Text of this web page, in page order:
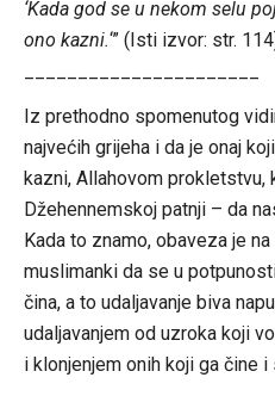
‘Kada god se u nekom selu
ono kazni.‘” (Isti izvor: str.
Iz prethodno spomenutog
najvećih grijeha i da je onaj
kazni, Allahovom prokletstvu,
Džehennemskoj patnji – da
Kada to znamo, obaveza je
muslimanki da se u
čina, a to udaljavanje biva
udaljavanjem od uzroka koji
i klonjenjem onih koji ga čine i